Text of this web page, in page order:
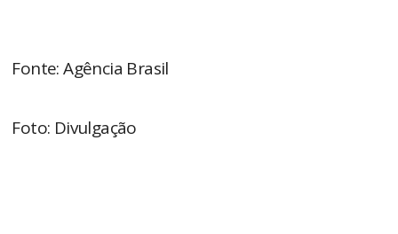
Fonte: Agência Brasil
Foto: Divulgação